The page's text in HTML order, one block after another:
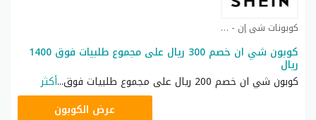
كوبونات شي إن - Shein coupon كوبون
كوبون شي ان خصم 300 ريال على مجموع طلبيات فوق 1400
ريال
كوبون شي ان خصم 200 ريال على مجموع طلبيات فوق
...أكثر
عرض الكوبون